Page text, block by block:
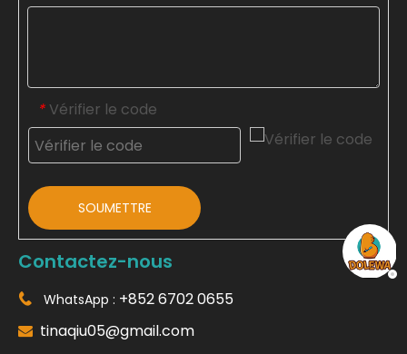
* Vérifier le code
SOUMETTRE
Contactez-nous
 WhatsApp : +852 6702 0655
 tinaqiu05@gmail.com